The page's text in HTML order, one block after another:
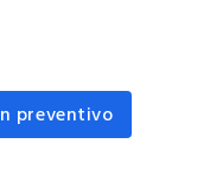
preventivo